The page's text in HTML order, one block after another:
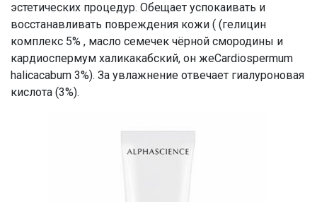
эстетических процедур. Обещает успокаивать и
восстанавливать повреждения кожи ( (гелицин
комплекс 5% , масло семечек чёрной смородины и
кардиоспермум халикакабский, он жеCardiospermum
halicacabum 3%). За увлажнение отвечает гиалуроновая
кислота (3%).